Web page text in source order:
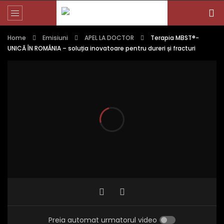
Home Emisiuni APEL LA DOCTOR
Terapia MBST®-
UNICĂ ÎN ROMÂNIA – soluția inovatoare pentru dureri și fracturi
Preia automat urmatorul video